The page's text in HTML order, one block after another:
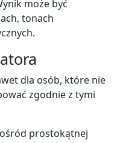
może być
tonach
dla osób, które nie
zgodnie z tymi
prostokątnej